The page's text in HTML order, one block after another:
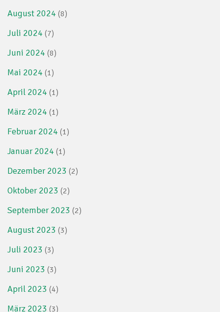
August 2024 (8)
Juli 2024 (7)
Juni 2024 (8)
Mai 2024 (1)
April 2024 (1)
März 2024 (1)
Februar 2024 (1)
Januar 2024 (1)
Dezember 2023 (2)
Oktober 2023 (2)
September 2023 (2)
August 2023 (3)
Juli 2023 (3)
Juni 2023 (3)
April 2023 (4)
März 2023 (3)